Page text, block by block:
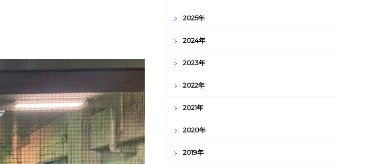
2025年
2024年
2023年
2022年
2021年
2020年
2019年